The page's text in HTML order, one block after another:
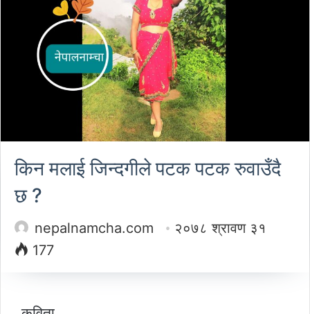
किन मलाई जिन्दगीले पटक पटक रुवाउँदै
छ ?
nepalnamcha.com
२०७८ श्रावण ३१
177